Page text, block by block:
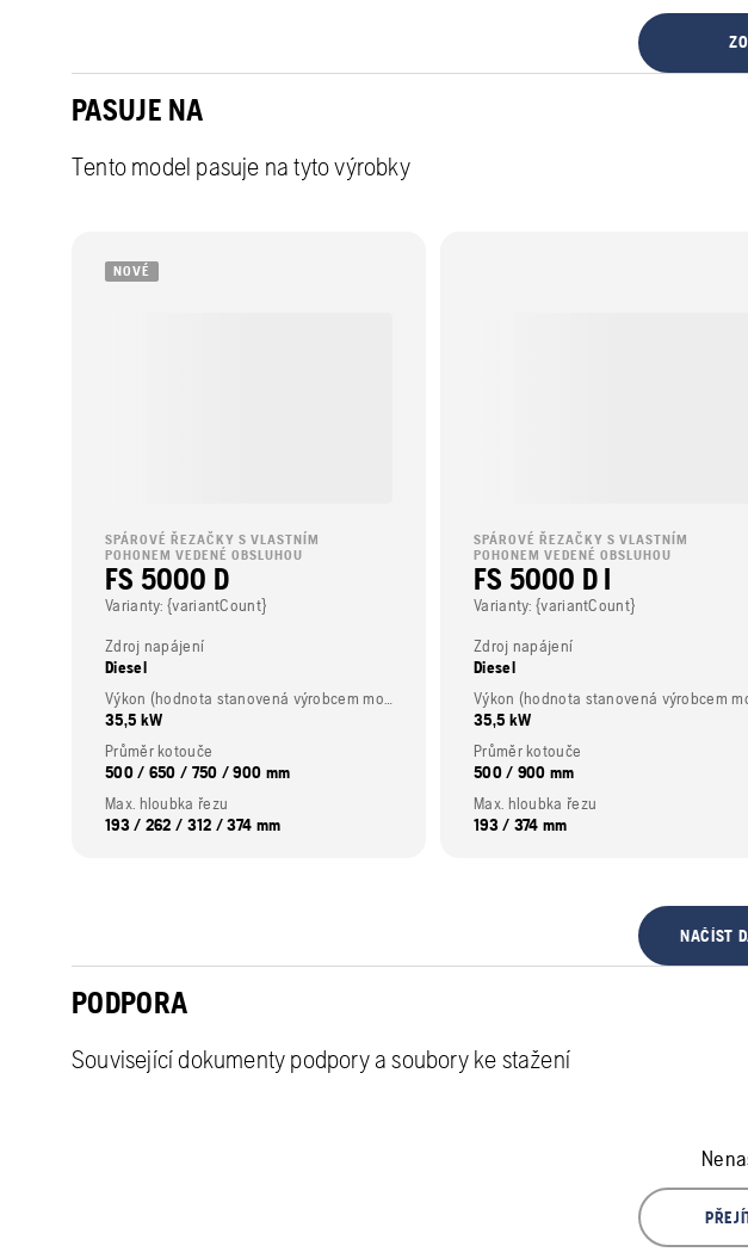
PASUJE NA
Tento model pasuje na tyto výrobky
NOVÉ
SPÁROVÉ ŘEZAČKY S VLASTNÍM
POHONEM VEDENÉ OBSLUHOU
FS 5000 D
Varianty: {variantCount}
Zdroj napájení
Diesel
Výkon (hodnota stanovená výrobcem motoru)
35,5 kW
Průměr kotouče
500 / 650 / 750 / 900 mm
Max. hloubka řezu
193 / 262 / 312 / 374 mm
SPÁROVÉ ŘEZAČKY S VLASTNÍM
POHONEM VEDENÉ OBSLUHOU
FS 5000 D I
Varianty: {variantCount}
Zdroj napájení
Diesel
35,5 kW
Průměr kotouče
500 / 900 mm
Max. hloubka řezu
193 / 374 mm
NAČÍST
PODPORA
Související dokumenty podpory a soubory ke stažení